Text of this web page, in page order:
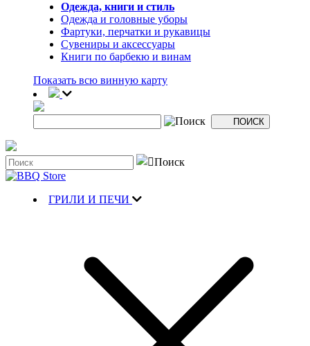
Одежда, книги и стиль
Одежда и головные уборы
Фартуки, перчатки и рукавицы
Сувениры и аксессуары
Книги по барбекю и винам
Показать всю винную карту
ГРИЛИ И ПЕЧИ